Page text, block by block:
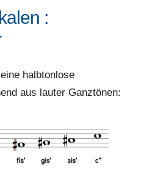
:
halbtonlose
aus lauter Ganztönen: